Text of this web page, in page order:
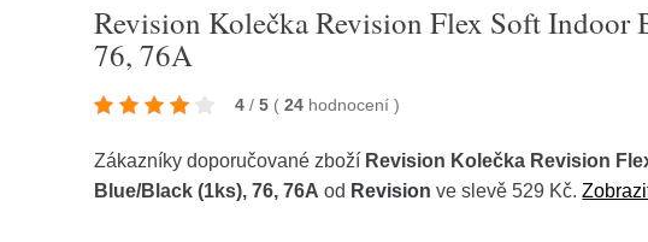
Revision Kolečka Revision Flex Soft Indoor
76, 76A
4 / 5 ( 24 hodnocení)
Zákazníky doporučované zboží Revision Kolečka Revision
Blue/Black (1ks), 76, 76A od Revision ve slevě 529 Kč.